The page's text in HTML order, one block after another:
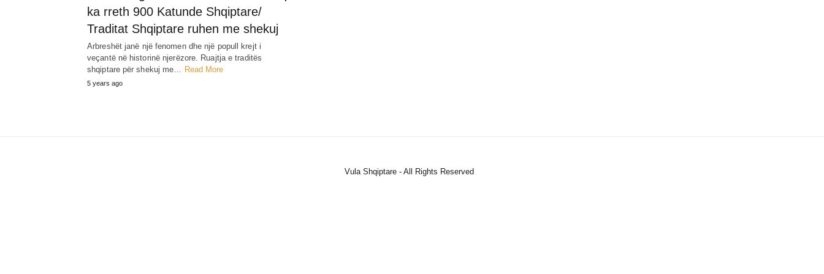
ka rreth 900 Katunde Shqiptare/
Traditat Shqiptare ruhen me shekuj
Arbreshët janë një fenomen dhe një popull krejt i
veçantë në historinë njerëzore. Ruajtja e traditës
shqiptare për shekuj me… Read More
5 years ago
Vula Shqiptare - All Rights Reserved